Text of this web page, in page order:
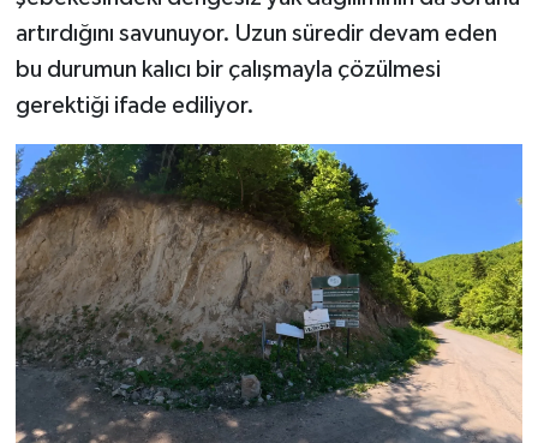
artırdığını savunuyor. Uzun süredir devam eden
bu durumun kalıcı bir çalışmayla çözülmesi
gerektiği ifade ediliyor.